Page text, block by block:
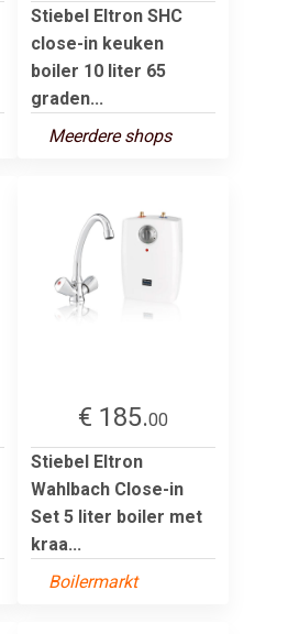
Stiebel Eltron SHC
close-in keuken
boiler 10 liter 65
graden...
Meerdere shops
€ 185.00
Stiebel Eltron
Wahlbach Close-in
Set 5 liter boiler met
kraa...
Boilermarkt